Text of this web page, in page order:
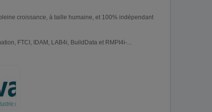
croissance, à taille humaine, et 100% indépendant
FTCI, IDAM, LAB4i, BuildData et RMPI4i-...